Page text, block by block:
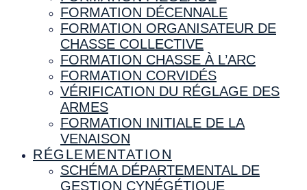
FORMATION DÉCENNALE
FORMATION ORGANISATEUR DE
CHASSE COLLECTIVE
FORMATION CHASSE À L’ARC
FORMATION CORVIDÉS
VÉRIFICATION DU RÉGLAGE DES
ARMES
FORMATION INITIALE DE LA
VENAISON
RÉGLEMENTATION
SCHÉMA DÉPARTEMENTAL DE
GESTION CYNÉGÉTIQUE